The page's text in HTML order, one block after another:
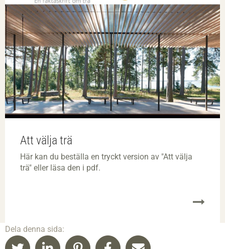
Att välja trä
Här kan du beställa en tryckt version av "Att välja
trä" eller läsa den i pdf.
Dela denna sida: